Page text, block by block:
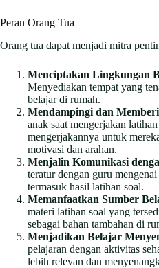
Peran Orang Tua
Orang tua dapat menjadi mitra
Menciptakan Lingkungan
Menyediakan tempat yang
belajar di rumah.
Mendampingi dan
anak saat mengerjakan
mengerjakannya untuk
motivasi dan arahan.
Menjalin Komunikasi
teratur dengan guru
termasuk hasil latihan soal.
Memanfaatkan Sumber
materi latihan soal yang
sebagai bahan tambahan di
Menjadikan Belajar
pelajaran dengan aktivitas
lebih relevan dan